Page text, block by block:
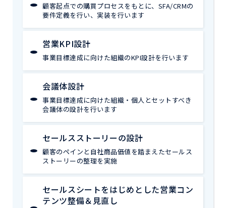
顧客起点での購買プロセスをもとに、SFA/CRMの
要件定義を行い、実装を行います
営業KPI設計
事業目標達成に向けた組織のKPI設計を行います
会議体設計
事業目標達成に向けた組織・個人とセットすべき
会議体の設計を行います
セールスストーリーの設計
顧客のペインと自社商品価値を踏まえたセールス
ストーリーの整理を実施
セールスシートをはじめとした営業コン
テンツ整備＆見直し